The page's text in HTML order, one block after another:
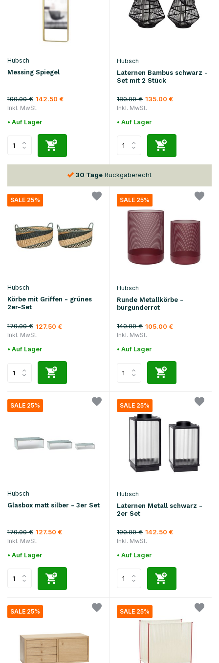
Hubsch
Messing Spiegel
190.00 € 142.50 €
Inkl. MwSt.
• Auf Lager
Hubsch
Laternen Bambus schwarz -
Set mit 2 Stück
180.00 € 135.00 €
Inkl. MwSt.
• Auf Lager
30 TageRückgaberecht
SALE 25%
Hubsch
Körbe mit Griffen - grünes
2er-Set
170.00 € 127.50 €
Inkl. MwSt.
• Auf Lager
SALE 25%
Hubsch
Runde Metallkörbe -
burgunderrot
140.00 € 105.00 €
Inkl. MwSt.
• Auf Lager
SALE 25%
Hubsch
Glasbox matt silber - 3er Set
170.00 € 127.50 €
Inkl. MwSt.
• Auf Lager
SALE 25%
Hubsch
Laternen Metall schwarz -
2er Set
190.00 € 142.50 €
Inkl. MwSt.
• Auf Lager
SALE 25% SALE 25%